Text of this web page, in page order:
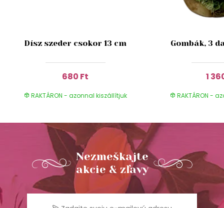
Dísz szeder csokor 13 cm
680 Ft
RAKTÁRON - azonnal kiszállítjuk
Gombák, 3
1
RAKTÁRON -
Nezmeškajte
akcie & zľavy